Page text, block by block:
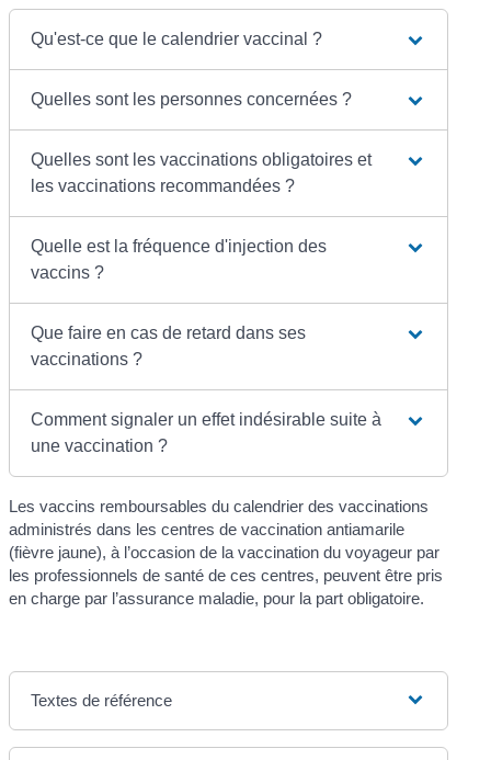
Qu'est-ce que le calendrier vaccinal ?
Quelles sont les personnes concernées ?
Quelles sont les vaccinations obligatoires et
les vaccinations recommandées ?
Quelle est la fréquence d'injection des
vaccins ?
Que faire en cas de retard dans ses
vaccinations ?
Comment signaler un effet indésirable suite à
une vaccination ?
Les vaccins remboursables du calendrier des vaccinations
administrés dans les centres de vaccination antiamarile
(fièvre jaune), à l’occasion de la vaccination du voyageur par
les professionnels de santé de ces centres, peuvent être pris
en charge par l’assurance maladie, pour la part obligatoire.
Textes de référence